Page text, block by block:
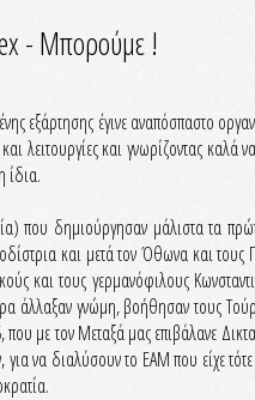
- Μπορούμε !
εξάρτησης έγινε αναπόσπαστο
λειτουργίες και γνωρίζοντας καλά
ίδια.
που δημιούργησαν μάλιστα τα
και μετά τον Όθωνα και
και τους γερμανόφιλους
άλλαξαν γνώμη, βοήθησαν τους
με τον Μεταξά μας επιβάλανε
να διαλύσουν το ΕΑΜ που είχε